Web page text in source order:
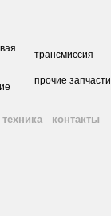
трансмиссия
прочие запчасти
техника контакты